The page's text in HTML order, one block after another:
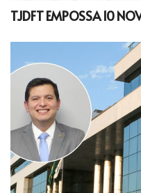
TJDFT EMPOSSA 10